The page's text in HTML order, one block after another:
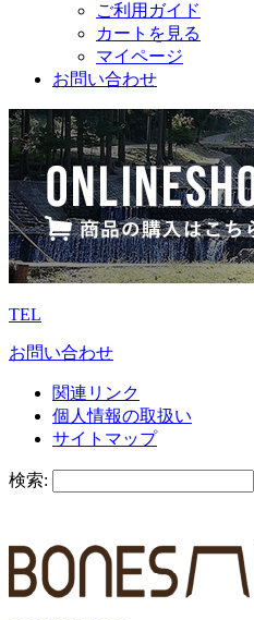
ご利用ガイド
カートを見る
マイページ
お問い合わせ
TEL
お問い合わせ
関連リンク
個人情報の取扱い
サイトマップ
検索: